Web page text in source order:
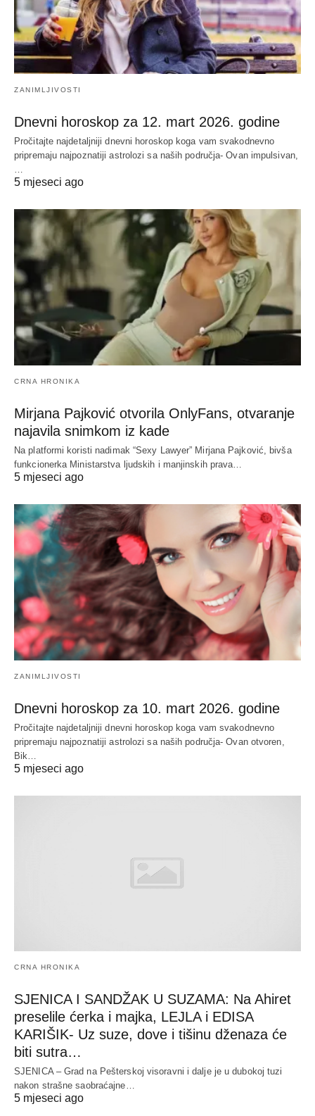
ZANIMLJIVOSTI
Dnevni horoskop za 12. mart 2026. godine
Pročitajte najdetaljniji dnevni horoskop koga vam svakodnevno
pripremaju najpoznatiji astrolozi sa naših područja- Ovan impulsivan,
…
5 mjeseci ago
CRNA HRONIKA
Mirjana Pajković otvorila OnlyFans, otvaranje
najavila snimkom iz kade
Na platformi koristi nadimak “Sexy Lawyer” Mirjana Pajković, bivša
funkcionerka Ministarstva ljudskih i manjinskih prava…
5 mjeseci ago
ZANIMLJIVOSTI
Dnevni horoskop za 10. mart 2026. godine
Pročitajte najdetaljniji dnevni horoskop koga vam svakodnevno
pripremaju najpoznatiji astrolozi sa naših područja- Ovan otvoren,
Bik…
5 mjeseci ago
CRNA HRONIKA
SJENICA I SANDŽAK U SUZAMA: Na Ahiret
preselile ćerka i majka, LEJLA i EDISA
KARIŠIK- Uz suze, dove i tišinu dženaza će
biti sutra…
SJENICA – Grad na Pešterskoj visoravni i dalje je u dubokoj tuzi
nakon strašne saobraćajne…
5 mjeseci ago